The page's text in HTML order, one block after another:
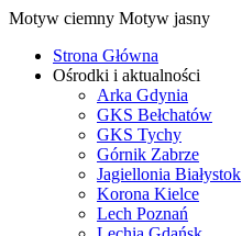
Motyw ciemny Motyw jasny
Strona Główna
Ośrodki i aktualności
Arka Gdynia
GKS Bełchatów
GKS Tychy
Górnik Zabrze
Jagiellonia Białystok
Korona Kielce
Lech Poznań